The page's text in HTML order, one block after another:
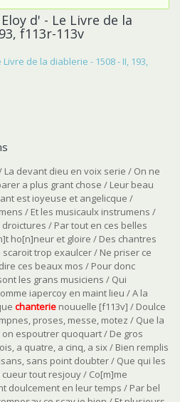
d' - Le Livre de la
f113r-113v
de la diablerie - 1508 - II, 193,
La devant dieu en voix serie / On ne
a plus grant chose / Leur beau
est ioyeuse et angelicque /
/ Et les musicaulx instrumens /
/ Par tout en ces belles
ho[n]neur et gloire / Des chantres
trop exaulcer / Ne priser ce
ces beaux mos / Pour donc
les grans musiciens / Qui
iapercoy en maint lieu / A la
chanterie nouuelle [f113v] / Doulce
proses, messe, motez / Que la
espoutrer quoquart / De gros
a quatre, a cinq, a six / Bien remplis
sans point doubter / Que qui les
tout resjouy / Co[m]me
doulcement en leur temps / Par bel